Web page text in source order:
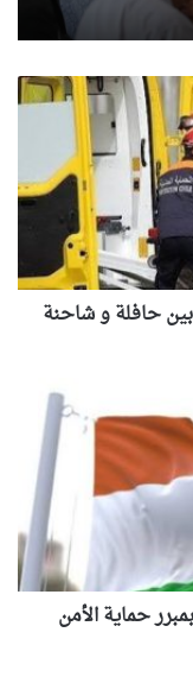
بين حافلة و شاحنة
بمبرر حماية الأمن